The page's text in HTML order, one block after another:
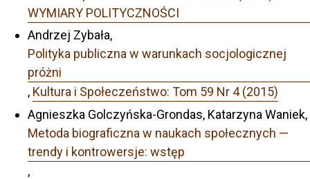
WYMIARY POLITYCZNOŚCI
Andrzej Zybała,
Polityka publiczna w warunkach socjologicznej
próżni
, Kultura i Społeczeństwo: Tom 59 Nr 4 (2015)
Agnieszka Golczyńska-Grondas, Katarzyna Waniek,
Metoda biograficzna w naukach społecznych —
trendy i kontrowersje: wstęp
,